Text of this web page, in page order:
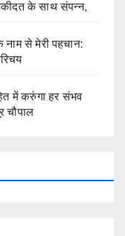
के साथ संपन्न,
नाम से मेरी पहचान:
में करुंगा हर संभव
चौपाल